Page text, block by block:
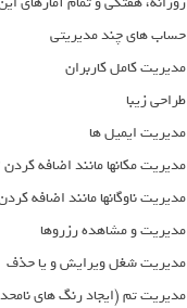
حساب های چند مدیریتی
مدیریت کامل کاربران
طراحی زیبا
مدیریت ایمیل ها
مدیریت مکانها مانند اضافه
مدیریت ناوگانها مانند اضافه
مدیریت و مشاهده رزروها
مدیریت شغل ویرایش و یا حذف
مدیریت تم (ایجاد رنگ های